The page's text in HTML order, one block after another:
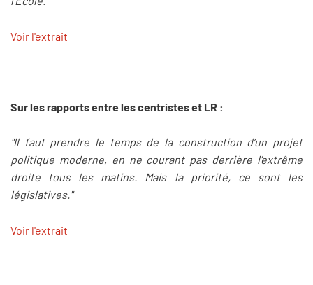
Voir l'extrait
Sur les rapports entre les centristes et LR :
"Il faut prendre le temps de la construction d’un projet
politique moderne, en ne courant pas derrière l’extrême
droite tous les matins. Mais la priorité, ce sont les
législatives."
Voir l'extrait